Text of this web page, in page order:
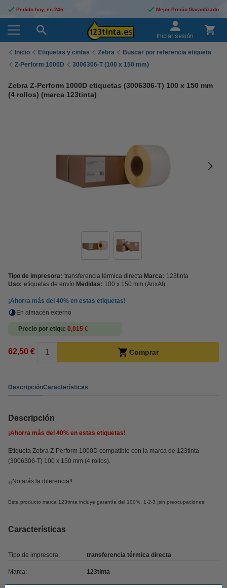
Pedido hoy, en 24h Mejor Precio Garantizado
Iniciar sesión
Inicio Etiquetas y cintas Zebra
Buscar por referencia etiqueta
Z-Perform 1000D
3006306-T (100 x 150 mm)
Zebra Z-Perform 1000D etiquetas (3006306-T) 100 x 150 mm
(4 rollos) (marca 123tinta)
Tipo de impresora: transferencia térmica directa Marca: 123tinta
Uso: etiquetas de envío Medidas: 100 x 150 mm (AnxAl)
¡Ahorra más del 40% en estas etiquetas!
En almacén externo
Precio por etiqu 0,015 €
62,50 € Comprar
DescripciónCaracterísticas
Descripción
¡Ahorra más del 40% en estas etiquetas!
Etiqueta Zebra Z-Perform 1000D compatible con la marca de 123tinta
(3006306-T) 100 x 150 mm (4 rollos).
¡¡Notarás la diferencia!!
Este producto marca 123tinta incluye garantía del 100%. 1-2-3 ¡sin preocupaciones!
Características
Tipo de impresora: transferencia térmica directa
Marca: 123tinta